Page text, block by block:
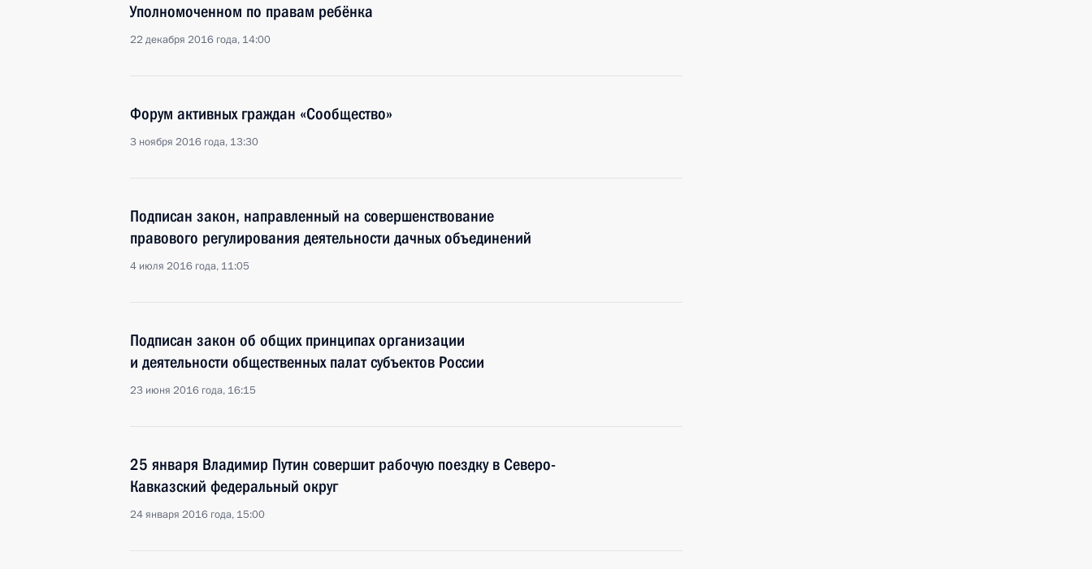
Уполномоченном по правам ребёнка
22 декабря 2016 года, 14:00
Форум активных граждан «Сообщество»
3 ноября 2016 года, 13:30
Подписан закон, направленный на совершенствование
правового регулирования деятельности дачных объединений
4 июля 2016 года, 11:05
Подписан закон об общих принципах организации
и деятельности общественных палат субъектов России
23 июня 2016 года, 16:15
25 января Владимир Путин совершит рабочую поездку в Северо-
Кавказский федеральный округ
24 января 2016 года, 15:00